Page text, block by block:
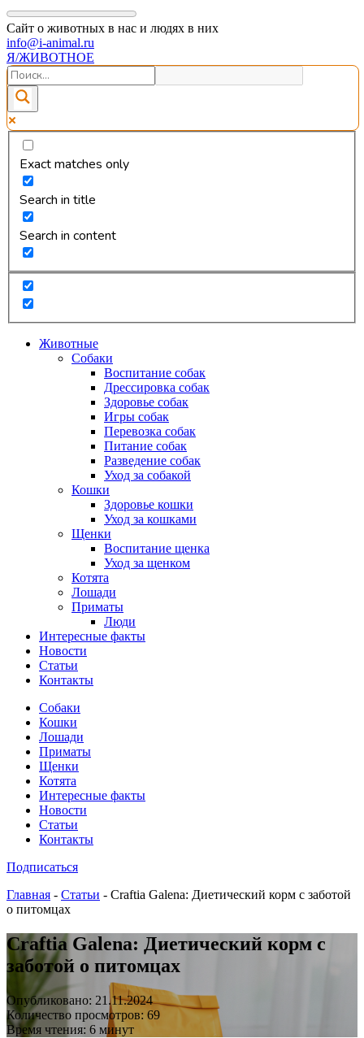
Сайт о животных в нас и людях в них
info@i-animal.ru
Я/ЖИВОТНОЕ
Exact matches only
Search in title
Search in content
Животные
Собаки
Воспитание собак
Дрессировка собак
Здоровье собак
Игры собак
Перевозка собак
Питание собак
Разведение собак
Уход за собакой
Кошки
Здоровье кошки
Уход за кошками
Щенки
Воспитание щенка
Уход за щенком
Котята
Лошади
Приматы
Люди
Интересные факты
Новости
Статьи
Контакты
Собаки
Кошки
Лошади
Приматы
Щенки
Котята
Интересные факты
Новости
Статьи
Контакты
Подписаться
Главная - Статьи - Craftia Galena: Диетический корм с заботой
о питомцах
Craftia Galena: Диетический корм с
заботой о питомцах
Опубликовано: 21.11.2024
Количество просмотров: 69
Время чтения: 6 минут